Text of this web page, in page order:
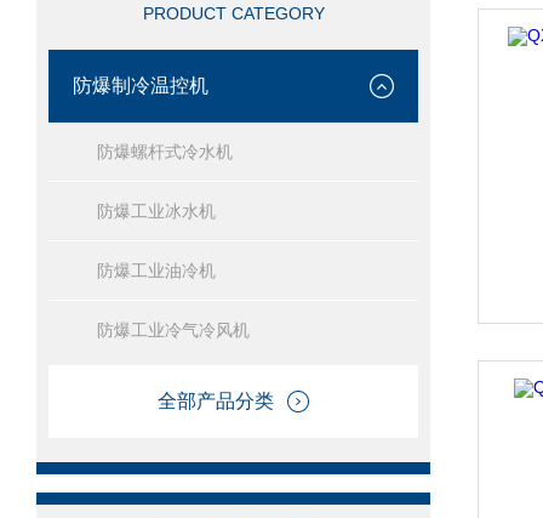
PRODUCT CATEGORY
防爆制冷温控机
防爆螺杆式冷水机
防爆工业冰水机
防爆工业油冷机
防爆工业冷气冷风机
全部产品分类